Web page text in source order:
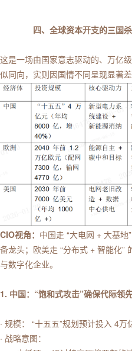
四、全球资本开支的三国
这是一场由国家意志驱动的、万亿
似同向，实则因国情不同呈现显著差
CIO视角： 中国走 “大电网 + 大基
备龙头；欧美走 “分布式 + 智能化”
与数字化企业。
1. 中国：“饱和式攻击”确保代际领
· 规模： “十五五”规划预计投入 4万
· 战略意图：